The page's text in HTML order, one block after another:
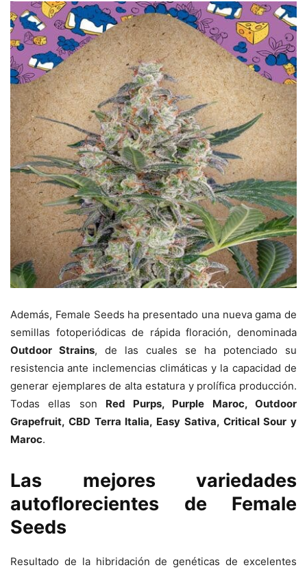
Además, Female Seeds ha presentado una nueva gama de
semillas fotoperiódicas de rápida floración, denominada
Outdoor Strains, de las cuales se ha potenciado su
resistencia ante inclemencias climáticas y la capacidad de
generar ejemplares de alta estatura y prolífica producción.
Todas ellas son Red Purps, Purple Maroc, Outdoor
Grapefruit, CBD Terra Italia, Easy Sativa, Critical Sour y
Maroc.
Las mejores variedades
autoflorecientes de Female
Seeds
Resultado de la hibridación de genéticas de excelentes